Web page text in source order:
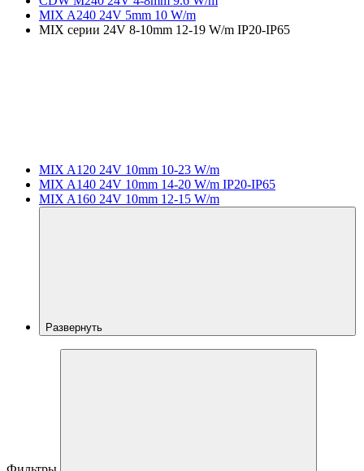
MIX A240 24V 5mm 10 W/m
MIX серии 24V 8-10mm 12-19 W/m IP20-IP65
MIX A120 24V 10mm 10-23 W/m
MIX A140 24V 10mm 14-20 W/m IP20-IP65
MIX A160 24V 10mm 12-15 W/m
Развернуть